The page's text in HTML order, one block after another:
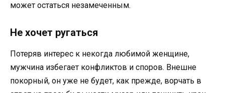
может остаться незамеченным.
Не хочет ругаться
Потеряв интерес к некогда любимой женщине,
мужчина избегает конфликтов и споров. Внешне
покорный, он уже не будет, как прежде, ворчать в